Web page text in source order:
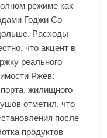
режиме как
Годжи Со
Расходы
что акцент в
реального
Ржев:
жилищного
отметил, что
после
продуктов